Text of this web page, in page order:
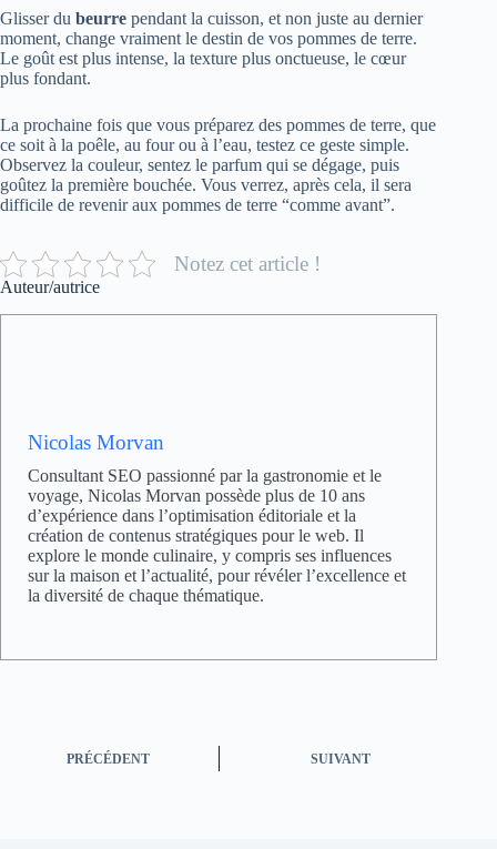
Glisser du beurre pendant la cuisson, et non juste au dernier
moment, change vraiment le destin de vos pommes de terre.
Le goût est plus intense, la texture plus onctueuse, le cœur
plus fondant.
La prochaine fois que vous préparez des pommes de terre, que
ce soit à la poêle, au four ou à l’eau, testez ce geste simple.
Observez la couleur, sentez le parfum qui se dégage, puis
goûtez la première bouchée. Vous verrez, après cela, il sera
difficile de revenir aux pommes de terre “comme avant”.
Notez cet article !
Auteur/autrice
Nicolas Morvan
Consultant SEO passionné par la gastronomie et le
voyage, Nicolas Morvan possède plus de 10 ans
d’expérience dans l’optimisation éditoriale et la
création de contenus stratégiques pour le web. Il
explore le monde culinaire, y compris ses influences
sur la maison et l’actualité, pour révéler l’excellence et
la diversité de chaque thématique.
PRÉCÉDENT SUIVANT